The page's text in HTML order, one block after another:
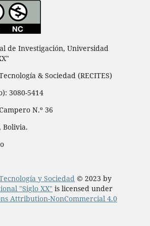
de Investigación, Universidad
& Sociedad (RECITES)
3080-5414
N.º 36
Bolivia.
y Sociedad © 2023 by
"Siglo XX" is licensed under
Attribution-NonCommercial 4.0